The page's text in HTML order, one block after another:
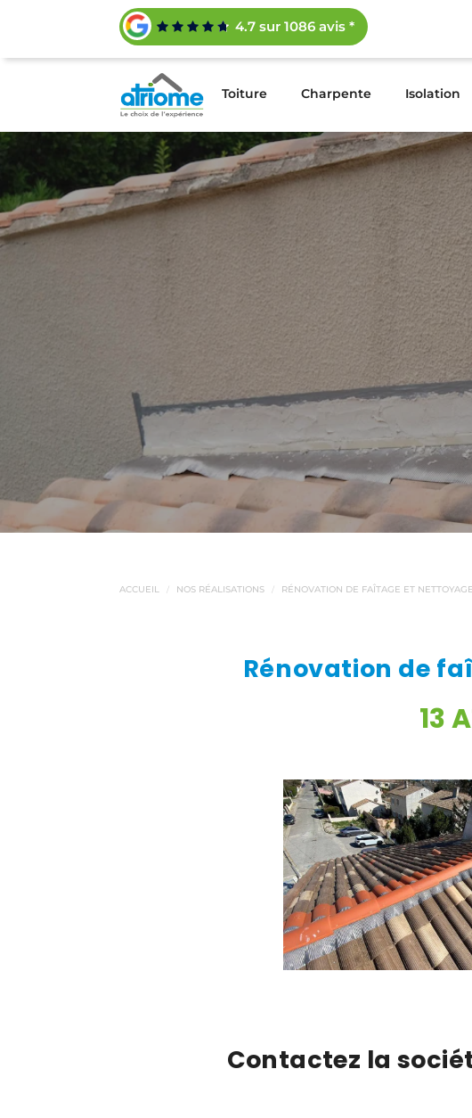
4.7 sur 1086 avis *
Toiture Charpente Isolation
ACCUEIL NOS RÉALISATIONS RÉNOVATION DE FAÎTAGE ET
Rénovation de
13
Contactez la